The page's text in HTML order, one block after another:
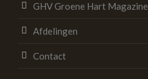
GHV Groene Hart Magazine
Afdelingen
Contact